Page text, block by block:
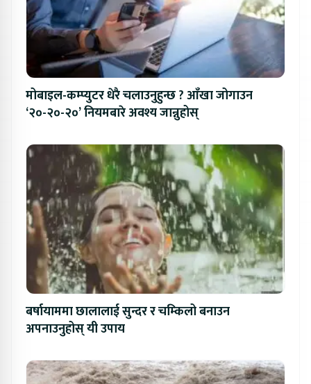
मोबाइल-कम्प्युटर धेरै चलाउनुहुन्छ ? आँखा जोगाउन
‘२०-२०-२०’ नियमबारे अवश्य जान्नुहोस्
बर्षायाममा छालालाई सुन्दर र चम्किलो बनाउन
अपनाउनुहोस् यी उपाय